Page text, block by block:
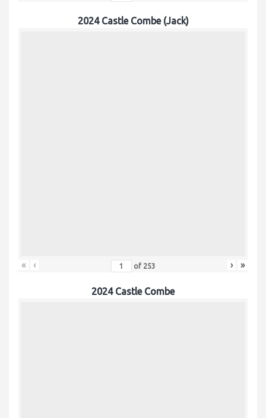
2024 Castle Combe (Jack)
« ‹ of 253 › »
2024 Castle Combe